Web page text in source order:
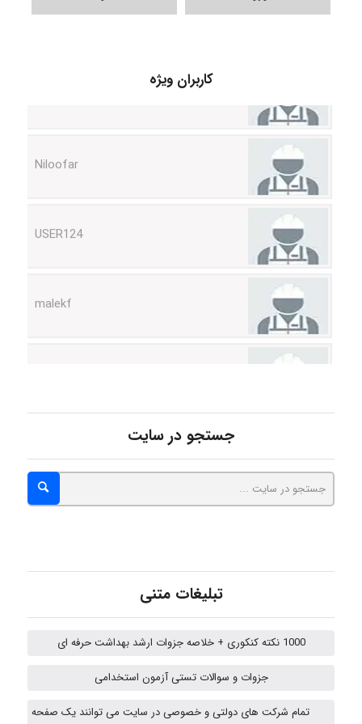
کاربران ویژه
A.balandeh
Jafar Tym
aghajari vahid
جستجو در سایت
تبلیغات متنی
1000 نکته کنکوری + خلاصه جزوات ارشد بهداشت حرفه ای
جزوات و سوالات تستی آزمون استخدامی
تمام شرکت های دولتی و خصوصی در سایت می توانند یک صفحه